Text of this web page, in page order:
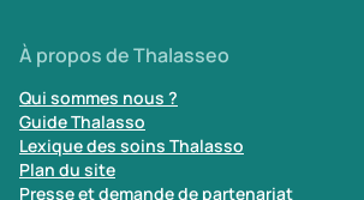
À propos de Thalasseo
Qui sommes nous ?
Guide Thalasso
Lexique des soins Thalasso
Plan du site
Presse et demande de partenariat